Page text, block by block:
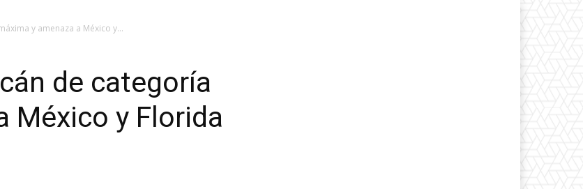
y amenaza a México y...
de categoría
México y Florida